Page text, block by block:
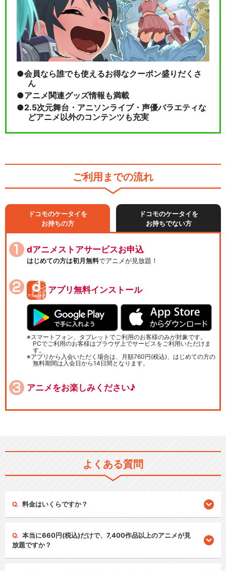
会員なら誰でも使えるお得なクーポン盛りだくさ
ん
アニメ関連グッズ情報も満載
2.5次元舞台・アニソンライブ・声優バラエティな
どアニメ以外のコンテンツも充実
ご利用までの流れ
ドコモのケータイを
お持ちの方
ドコモのケータイを
お持ちでない方
dアニメストアサービスお申込
はじめての方は初月無料でアニメが見放題！
アプリ無料インストール
スマートフォン、タブレットでご利用のお客様のみが対象です。
PCでご利用のお客様はブラウザ上でサービスをご利用いただけま
す。
アプリから入会いただく場合は、月額760円(税込)、はじめての方の
無料期間は入会日から14日間となります。
アニメをお楽しみください♪
よくある質問
料金はいくらですか？
本当に660円(税込)だけで、7,400作品以上のアニメが見
放題ですか？